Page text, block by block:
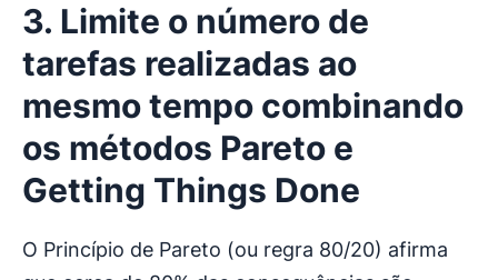
3. Limite o número de
tarefas realizadas ao
mesmo tempo combinando
os métodos Pareto e
Getting Things Done
O Princípio de Pareto (ou regra 80/20) afirma